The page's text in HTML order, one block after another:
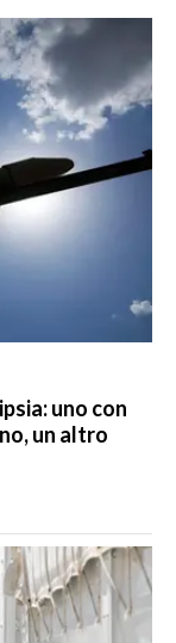
uno con
un altro